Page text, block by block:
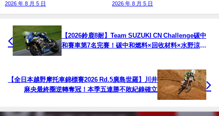
2026 年 8 月 5 日 2026 年 8 月 5 日
【2026鈴鹿8耐】Team SUZUKI CN Challenge碳中
和賽車第7名完賽！碳中和燃料×回收材料×水野涼刷
【全日本越野摩托車錦標賽2026 Rd.5廣島世羅】川井
麻央最終圈逆轉奪冠！本季五連勝不敗紀錄確立